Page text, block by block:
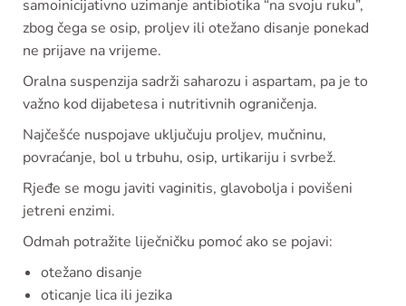
samoinicijativno uzimanje antibiotika “na svoju ruku”,
zbog čega se osip, proljev ili otežano disanje ponekad
ne prijave na vrijeme.
Oralna suspenzija sadrži saharozu i aspartam, pa je to
važno kod dijabetesa i nutritivnih ograničenja.
Najčešće nuspojave uključuju proljev, mučninu,
povraćanje, bol u trbuhu, osip, urtikariju i svrbež.
Rjeđe se mogu javiti vaginitis, glavobolja i povišeni
jetreni enzimi.
Odmah potražite liječničku pomoć ako se pojavi:
otežano disanje
oticanje lica ili jezika